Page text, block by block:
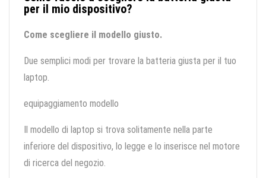
per il mio dispositivo?
Come scegliere il modello giusto.
Due semplici modi per trovare la batteria giusta per il tuo
laptop.
equipaggiamento modello
Il modello di laptop si trova solitamente nella parte
inferiore del dispositivo, lo legge e lo inserisce nel motore
di ricerca del negozio.